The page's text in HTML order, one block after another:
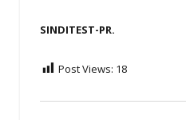
SINDITEST-PR.
Post Views: 18